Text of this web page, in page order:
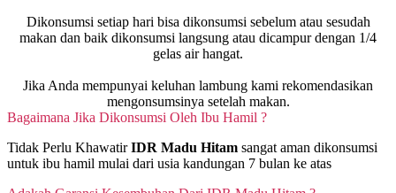
Dikonsumsi setiap hari bisa dikonsumsi sebelum atau sesudah
makan dan baik dikonsumsi langsung atau dicampur dengan 1/4
gelas air hangat.
Jika Anda mempunyai keluhan lambung kami rekomendasikan
mengonsumsinya setelah makan.
Bagaimana Jika Dikonsumsi Oleh Ibu Hamil ?
Tidak Perlu KhawatirIDR Madu Hitam sangat aman dikonsumsi
untuk ibu hamil mulai dari usia kandungan 7 bulan ke atas